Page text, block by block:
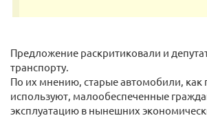
Предложение раскритиковали и
транспорту.
По их мнению, старые автомобили, как
используют, малообеспеченные
эксплуатацию в нынешних